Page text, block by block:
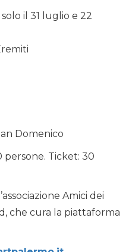
il 31 luglio e 22
Domenico
persone. Ticket: 30
Amici dei
che cura la piattaforma